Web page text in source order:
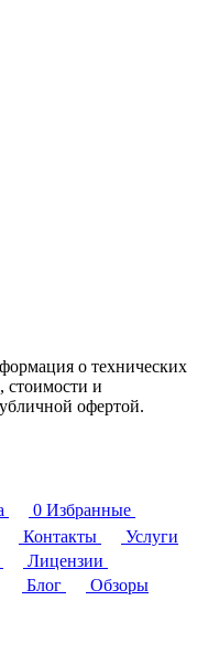
о технических
стоимости и
офертой.
0 Избранные
Контакты
Услуги
Лицензии
Блог Обзоры